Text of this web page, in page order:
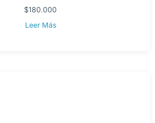
$180.000
Leer Más